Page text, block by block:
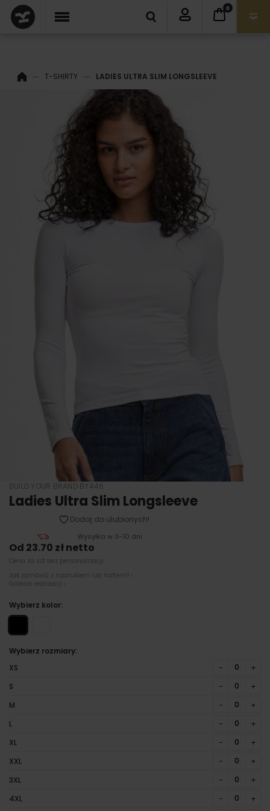
0
T-SHIRTY LADIES ULTRA SLIM LONGSLEEVE
BUILD YOUR BRAND BY446
Ladies Ultra Slim Longsleeve
Dodaj do ulubionych!
Wysyłka w 3-10 dni
Od 23.70 zł netto
Cena za szt bez personalizacji
Jak zamówić z nadrukiem lub haftem? ›
Galeria realizacji ›
Wybierz kolor:
Wybierz rozmiary:
XS
− +
S − +
M − +
L − +
XL − +
XXL − +
3XL − +
4XL − +